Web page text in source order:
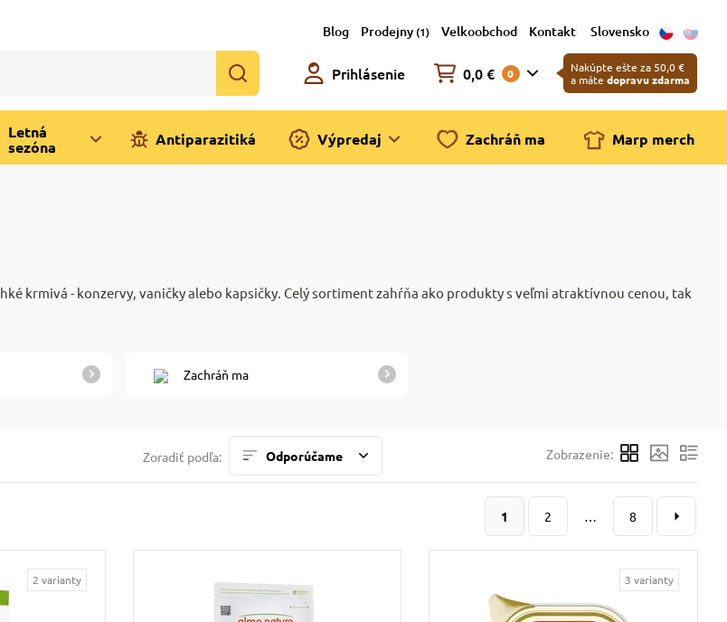
Blog Prodejny (1) Velkoobchod Kontakt Slovensko
Prihlásenie 0,0 € 0
Nakúpte ešte za 50,0 €
a máte dopravu zdarma
Letná
sezóna
Antiparazitiká Výpredaj Zachráň ma Marp merch
krmivá - konzervy, vaničky alebo kapsičky. Celý sortiment zahŕňa ako produkty s veľmi atraktívnou cenou, tak
Zachráň ma
Zoradiť podľa: Odporúčame Zobrazenie:
1 2 … 8
2 varianty 3 varianty